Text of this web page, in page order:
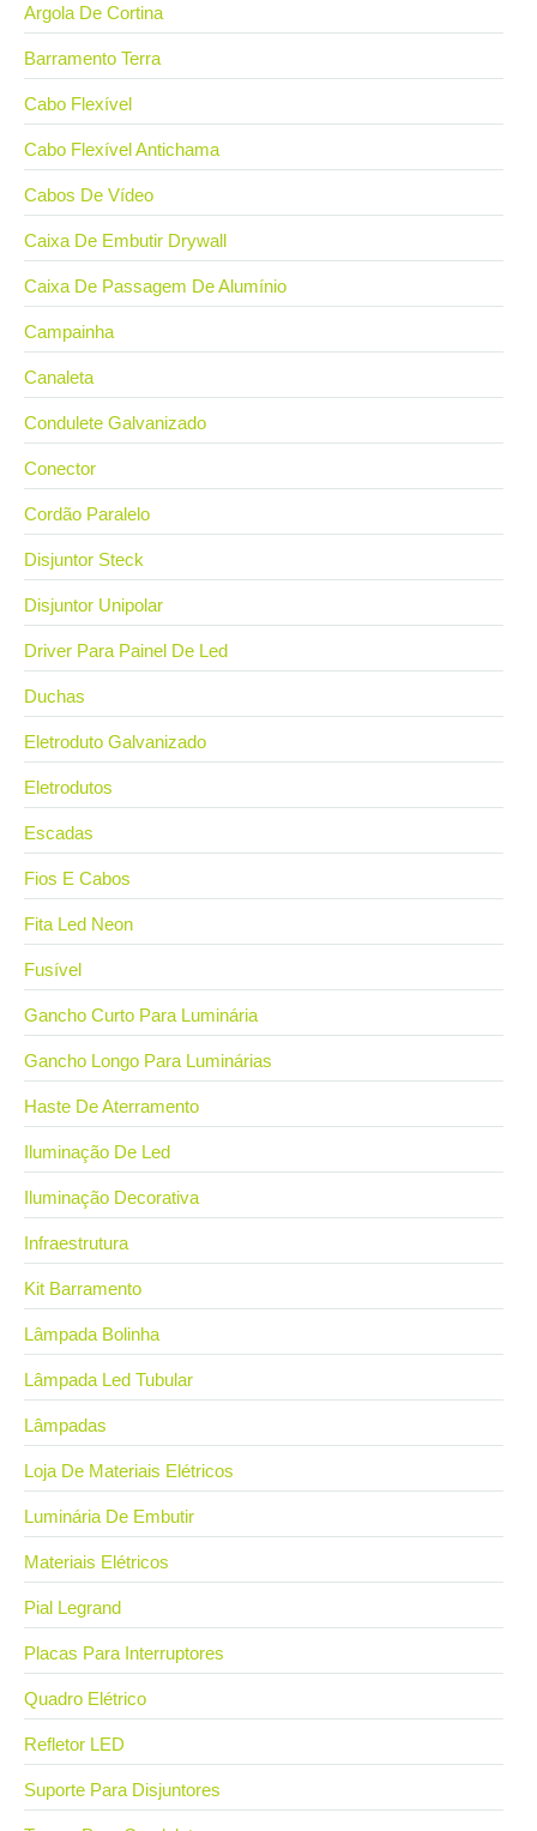
Argola De Cortina
Barramento Terra
Cabo Flexível
Cabo Flexível Antichama
Cabos De Vídeo
Caixa De Embutir Drywall
Caixa De Passagem De Alumínio
Campainha
Canaleta
Condulete Galvanizado
Conector
Cordão Paralelo
Disjuntor Steck
Disjuntor Unipolar
Driver Para Painel De Led
Duchas
Eletroduto Galvanizado
Eletrodutos
Escadas
Fios E Cabos
Fita Led Neon
Fusível
Gancho Curto Para Luminária
Gancho Longo Para Luminárias
Haste De Aterramento
Iluminação De Led
Iluminação Decorativa
Infraestrutura
Kit Barramento
Lâmpada Bolinha
Lâmpada Led Tubular
Lâmpadas
Loja De Materiais Elétricos
Luminária De Embutir
Materiais Elétricos
Pial Legrand
Placas Para Interruptores
Quadro Elétrico
Refletor LED
Suporte Para Disjuntores